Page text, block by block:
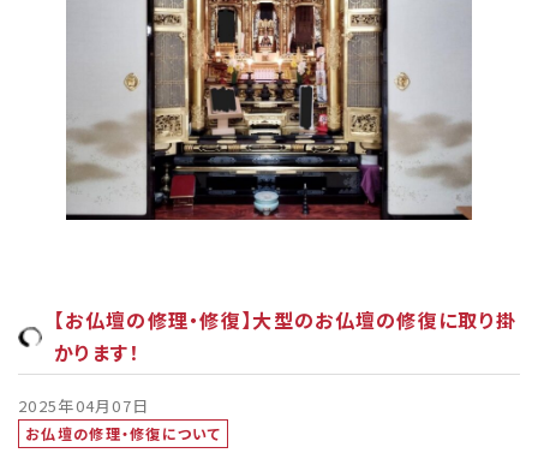
【お仏壇の修理・修復】大型のお仏壇の修復に取り掛
かります！
2025年04月07日
お仏壇の修理・修復について